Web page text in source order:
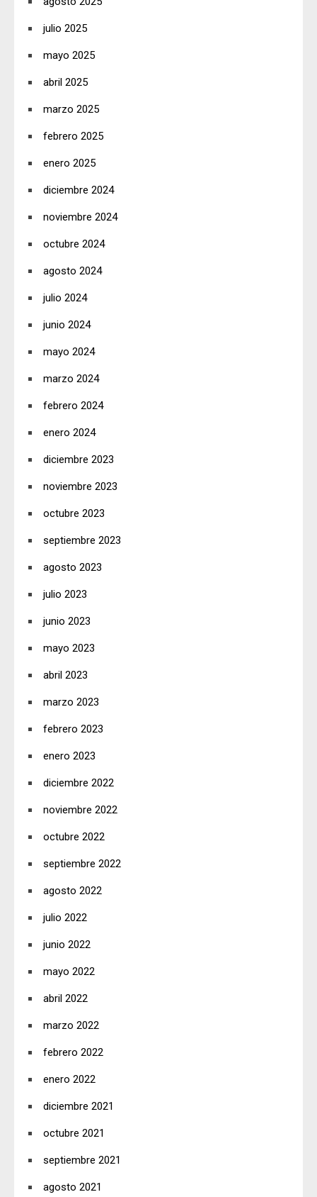
julio 2025
mayo 2025
abril 2025
marzo 2025
febrero 2025
enero 2025
diciembre 2024
noviembre 2024
octubre 2024
agosto 2024
julio 2024
junio 2024
mayo 2024
marzo 2024
febrero 2024
enero 2024
diciembre 2023
noviembre 2023
octubre 2023
septiembre 2023
agosto 2023
julio 2023
junio 2023
mayo 2023
abril 2023
marzo 2023
febrero 2023
enero 2023
diciembre 2022
noviembre 2022
octubre 2022
septiembre 2022
agosto 2022
julio 2022
junio 2022
mayo 2022
abril 2022
marzo 2022
febrero 2022
enero 2022
diciembre 2021
octubre 2021
septiembre 2021
agosto 2021